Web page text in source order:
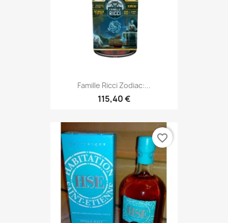
Famille Ricci Zodiac:...
115,40 €
favorite_border